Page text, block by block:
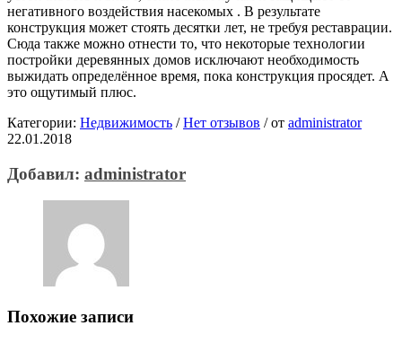
негативного воздействия насекомых . В результате
конструкция может стоять десятки лет, не требуя реставрации.
Сюда также можно отнести то, что некоторые технологии
постройки деревянных домов исключают необходимость
выжидать определённое время, пока конструкция просядет. А
это ощутимый плюс.
Категории: Недвижимость / Нет отзывов /от administrator
22.01.2018
Добавил: administrator
Похожие записи